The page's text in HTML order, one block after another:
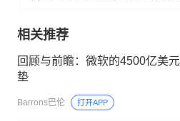
相关推荐
回顾与前瞻：微软的4500亿美
垫
Barrons巴伦 打开APP